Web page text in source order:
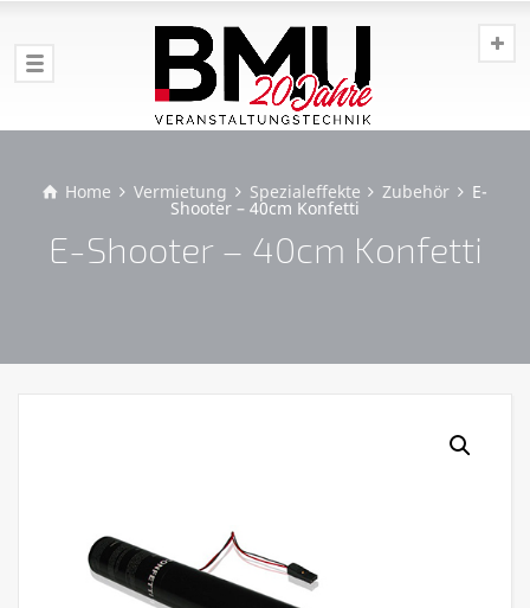
Home Vermietung Spezialeffekte Zubehör E-
Shooter – 40cm Konfetti
E-Shooter – 40cm Konfetti